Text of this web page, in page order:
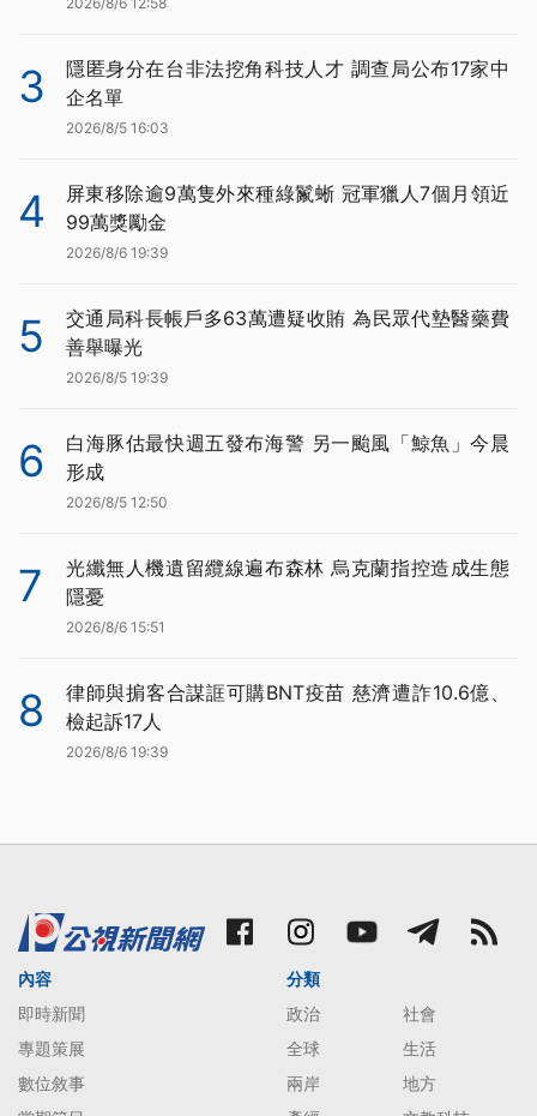
3
隱匿身分在台非法挖角科技人才 調查局公布17家中
企名單
2026/8/5 16:03
4
屏東移除逾9萬隻外來種綠鬣蜥 冠軍獵人7個月領近
99萬獎勵金
2026/8/6 19:39
5
交通局科長帳戶多63萬遭疑收賄 為民眾代墊醫藥費
善舉曝光
2026/8/5 19:39
6
白海豚估最快週五發布海警 另一颱風「鯨魚」今晨
形成
2026/8/5 12:50
7
光纖無人機遺留纜線遍布森林 烏克蘭指控造成生態
隱憂
2026/8/6 15:51
8
律師與掮客合謀誆可購BNT疫苗 慈濟遭詐10.6億、
檢起訴17人
2026/8/6 19:39
內容
即時新聞
專題策展
數位敘事
分類
政治
社會
全球
生活
兩岸
地方